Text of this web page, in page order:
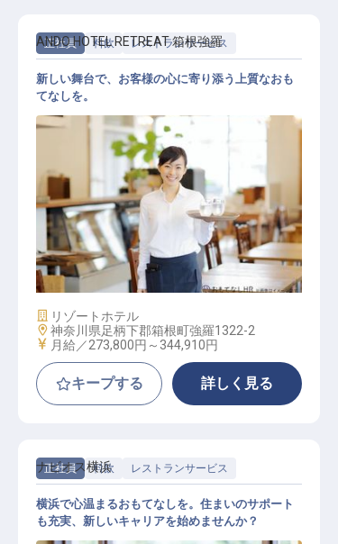
正社員 料飲 レストランサービス
レストランサービス
ANDO HOTEL RETREAT 箱根強羅
新しい舞台で、お客様の心に寄り添う上質なおも
てなしを。
施設業態
リゾートホテル
勤務地
神奈川県足柄下郡箱根町強羅1322-2
給与
月給／273,800円～ 344,910円
キープする 詳しく見る
正社員 料飲 レストランサービス
ナビオス横浜
横浜で心温まるおもてなしを。住まいのサポート
も充実、新しいキャリアを始めませんか？